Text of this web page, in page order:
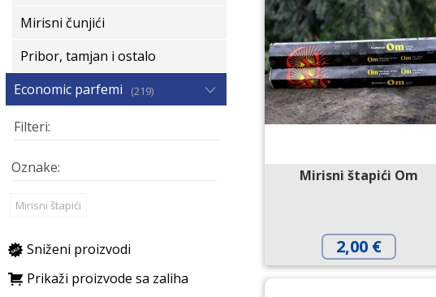
Mirisni štapići Om
2,00 €
Mirisni čunjići
Pribor, tamjan i ostalo
Economic parfemi
219
Mirisni štapići
Sniženi proizvodi
Prikaži proizvode sa zaliha